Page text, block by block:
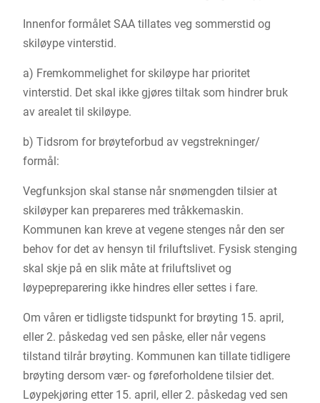
Innenfor formålet SAA tillates veg sommerstid og
skiløype vinterstid.
a) Fremkommelighet for skiløype har prioritet
vinterstid. Det skal ikke gjøres tiltak som hindrer bruk
av arealet til skiløype.
b) Tidsrom for brøyteforbud av vegstrekninger/
formål:
Vegfunksjon skal stanse når snømengden tilsier at
skiløyper kan prepareres med tråkkemaskin.
Kommunen kan kreve at vegene stenges når den ser
behov for det av hensyn til friluftslivet. Fysisk stenging
skal skje på en slik måte at friluftslivet og
løypepreparering ikke hindres eller settes i fare.
Om våren er tidligste tidspunkt for brøyting 15. april,
eller 2. påskedag ved sen påske, eller når vegens
tilstand tilrår brøyting. Kommunen kan tillate tidligere
brøyting dersom vær- og føreforholdene tilsier det.
Løypekjøring etter 15. april, eller 2. påskedag ved sen